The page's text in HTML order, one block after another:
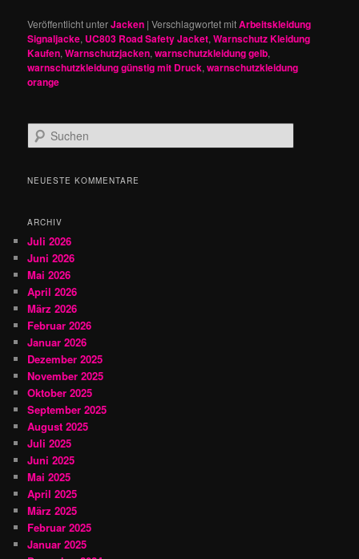
Veröffentlicht unterJacken |Verschlagwortet mitArbeitskleidung
Signaljacke, UC803 Road Safety Jacket,Warnschutz Kleidung
Kaufen,Warnschutzjacken,warnschutzkleidung gelb,
warnschutzkleidung günstig mit Druck,warnschutzkleidung
orange
u
h
NEUESTE KOMMENTARE
ARCHIV
Juli 2026
Juni 2026
Mai 2026
April 2026
März 2026
Februar 2026
Januar 2026
Dezember 2025
November 2025
Oktober 2025
September 2025
August 2025
Juli 2025
Juni 2025
Mai 2025
April 2025
März 2025
Februar 2025
Januar 2025